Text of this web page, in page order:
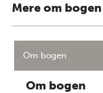
Mere om bogen
Om bogen
Om bogen